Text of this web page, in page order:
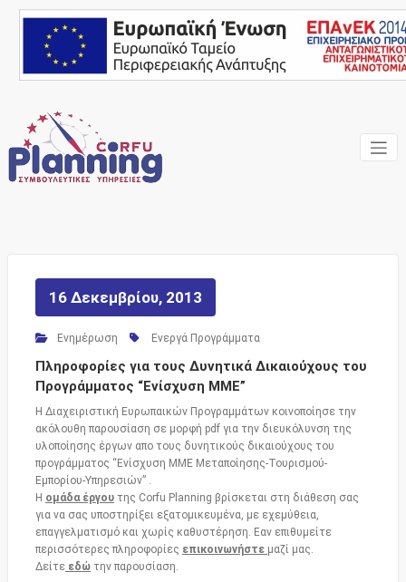
content
Ένας Σύμβουλος, δίπλα
16 Δεκεμβρίου, 2013
Ενημέρωση Ενεργά Προγράμματα
Πληροφορίες για τους Δυνητικά Δικαιούχους του
Προγράμματος “Ενίσχυση ΜΜΕ”
H Διαχειριστική Ευρωπαικών Προγραμμάτων κοινοποίησε την
ακόλουθη παρουσίαση σε μορφή pdf για την διευκόλυνση της
υλοποίησης έργων απο τους δυνητικούς δικαιούχους του
προγράμματος “Ενίσχυση ΜΜΕ Μεταποίησης-Τουρισμού-
Εμπορίου-Υπηρεσιών” .
Η ομάδα έργου της Corfu Planning βρίσκεται στη διάθεση σας
για να σας υποστηρίξει εξατομικευμένα, με εχεμύθεια,
επαγγελματισμό και χωρίς καθυστέρηση. Εαν επιθυμείτε
περισσότερες πληροφορίες επικοινωνήστε μαζί μας.
Δείτε εδώ την παρουσίαση.